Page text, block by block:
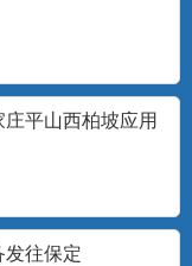
胀水箱、补水水
平山西柏坡应用
发往保定